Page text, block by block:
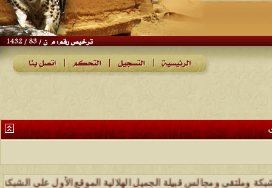
ومجالس قبيلة الجميل الهلالية الموقع الأول على الشبكة